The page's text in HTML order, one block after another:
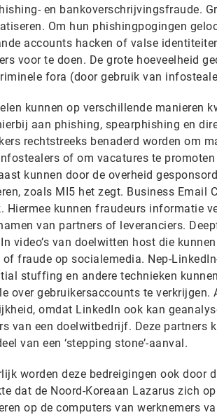
en bankoverschrijvingsfraude.
Om hun phishingpogingen
accounts hacken of valse
voor te doen. De grote hoeveelheid
fora (door gebruik van
kunnen op verschillende manieren
aan phishing, spearphishing en
rechtstreeks benaderd worden om
of om vacatures te
kunnen door de overheid
zoals MI5 het zegt. Business Email
Hiermee kunnen fraudeurs informatie
van partners of leveranciers.
video’s van doelwitten host die
fraude op socialemedia. Nep-
stuffing en andere technieken
over gebruikersaccounts te verkrijgen.
omdat LinkedIn ook kan
van een doelwitbedrijf. Deze partners
van een ‘stepping stone’-aanval.
worden deze bedreigingen ook door
dat de Noord-Koreaan Lazarus zich
op de computers van werknemers